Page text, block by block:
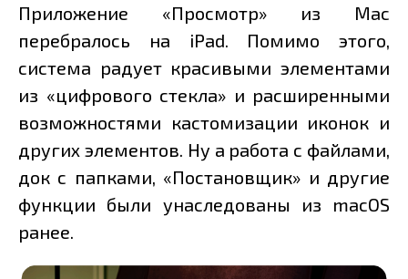
Приложение «Просмотр» из Mac
перебралось на iPad. Помимо этого,
система радует красивыми элементами
из «цифрового стекла» и расширенными
возможностями кастомизации иконок и
других элементов. Ну а работа с файлами,
док с папками, «Постановщик» и другие
функции были унаследованы из macOS
ранее.